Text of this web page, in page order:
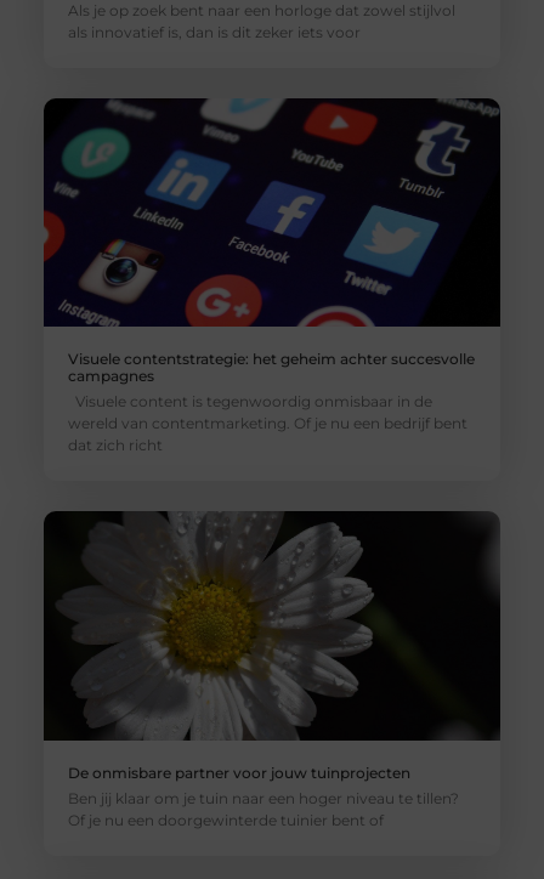
Als je op zoek bent naar een horloge dat zowel stijlvol
als innovatief is, dan is dit zeker iets voor
Visuele contentstrategie: het geheim achter succesvolle
campagnes
Visuele content is tegenwoordig onmisbaar in de
wereld van contentmarketing. Of je nu een bedrijf bent
dat zich richt
De onmisbare partner voor jouw tuinprojecten
Ben jij klaar om je tuin naar een hoger niveau te tillen?
Of je nu een doorgewinterde tuinier bent of